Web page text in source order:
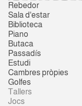
Rebedor
Sala d'estar
Biblioteca
Piano
Butaca
Passadís
Estudi
Cambres pròpies
Golfes
Tallers
Jocs